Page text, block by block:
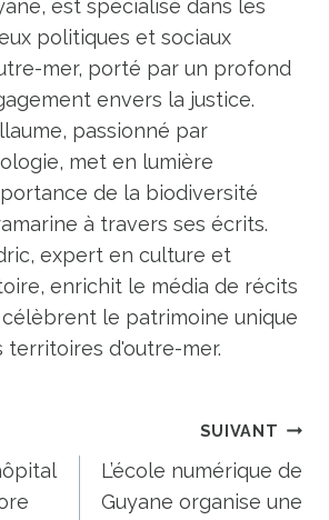
est spécialisé dans les
politiques et sociaux
mer, porté par un profond
envers la justice.
passionné par
met en lumière
de la biodiversité
à travers ses écrits.
expert en culture et
enrichit le média de récits
le patrimoine unique
territoires d'outre-mer.
SUIVANT
L’école numérique de
Guyane organise une